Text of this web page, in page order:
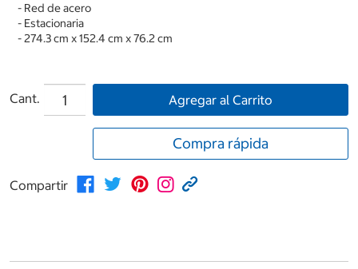
- Red de acero
- Estacionaria
- 274.3 cm x 152.4 cm x 76.2 cm
Cant. Agregar al Carrito
Compra rápida
Compartir